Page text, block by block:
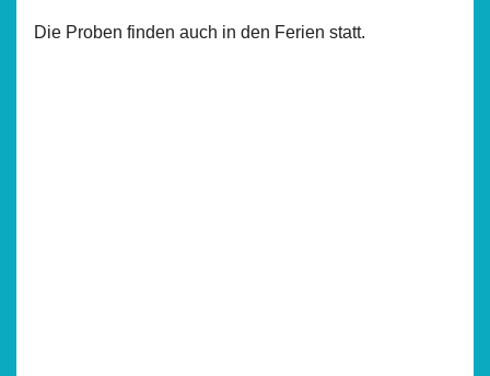
Die Proben finden auch in den Ferien statt.